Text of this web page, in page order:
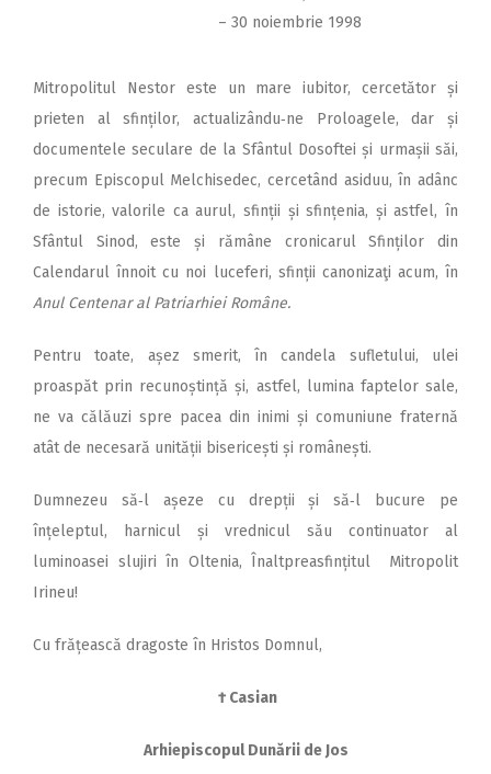
– 30 noiembrie 1998
Mitropolitul Nestor este un mare iubitor, cercetător și
prieten al sfinților, actualizându‑ne Proloagele, dar și
documentele seculare de la Sfântul Dosoftei și urmașii săi,
precum Episcopul Melchisedec, cercetând asiduu, în adânc
de istorie, valorile ca aurul, sfinții și sfințenia, și astfel, în
Sfântul Sinod, este și rămâne cronicarul Sfinților din
Calendarul înnoit cu noi luceferi, sfinții canonizaţi acum, în
Anul Centenar al Patriarhiei Române.
Pentru toate, așez smerit, în candela sufletului, ulei
proaspăt prin recunoștință și, astfel, lumina faptelor sale,
ne va călăuzi spre pacea din inimi și comuniune fraternă
atât de necesară unității bisericești și românești.
Dumnezeu să‑l așeze cu drepții și să‑l bucure pe
înțeleptul, harnicul și vrednicul său continuator al
luminoasei slujiri în Oltenia, Înaltpreasfințitul Mitropolit
Irineu!
Cu frățească dragoste în Hristos Domnul,
† Casian
Arhiepiscopul Dunării de Jos